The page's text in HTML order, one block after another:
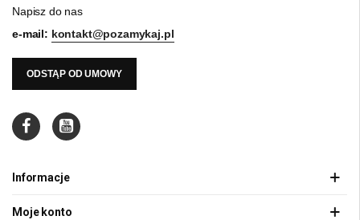
Napisz do nas
e-mail: kontakt@pozamykaj.pl
ODSTĄP OD UMOWY
Informacje
Moje konto